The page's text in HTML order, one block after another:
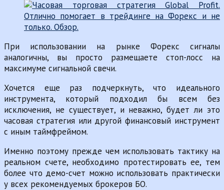
При использовании на рынке Форекс сигналы
аналогичны, вы просто размещаете стоп-лосс на
максимуме сигнальной свечи.
Хочется еще раз подчеркнуть, что идеального
инструмента, который подходил бы всем без
исключения, не существует, и неважно, будет ли это
часовая стратегия или другой финансовый инструмент
с иным таймфреймом.
Именно поэтому прежде чем использовать тактику на
реальном счете, необходимо протестировать ее, тем
более что демо-счет можно использовать практически
у всех рекомендуемых брокеров БО.